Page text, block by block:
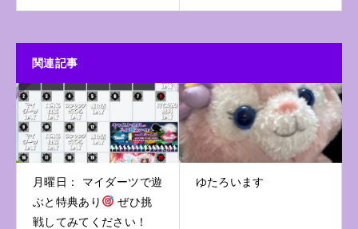
関連記事
月曜日： マイダーツで遊
ぶと特典あり
ぜひ挑
戦してみてください！
ゆたろいます